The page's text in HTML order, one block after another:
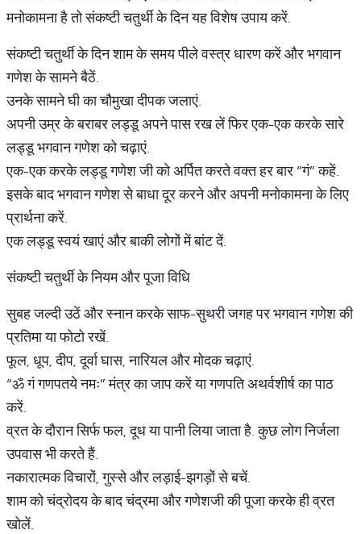
मनोकामना है तो संकष्टी चतुर्थी के दिन यह विशेष उपाय करें.
संकष्टी चतुर्थी के दिन शाम के समय पीले वस्त्र धारण करें और भगवान
गणेश के सामने बैठें.
उनके सामने घी का चौमुखा दीपक जलाएं.
अपनी उम्र के बराबर लड्डू अपने पास रख लें फिर एक-एक करके सारे
लड्डू भगवान गणेश को चढ़ाएं.
एक-एक करके लड्डू गणेश जी को अर्पित करते वक्त हर बार “गं” कहें.
इसके बाद भगवान गणेश से बाधा दूर करने और अपनी मनोकामना के लिए
प्रार्थना करें.
एक लड्डू स्वयं खाएं और बाकी लोगों में बांट दें.
संकष्टी चतुर्थी के नियम और पूजा विधि
सुबह जल्दी उठें और स्नान करके साफ-सुथरी जगह पर भगवान गणेश की
प्रतिमा या फोटो रखें.
फूल, धूप, दीप, दूर्वा घास, नारियल और मोदक चढ़ाएं.
“ॐ गं गणपतये नमः” मंत्र का जाप करें या गणपति अथर्वशीर्ष का पाठ
करें.
व्रत के दौरान सिर्फ फल, दूध या पानी लिया जाता है. कुछ लोग निर्जला
उपवास भी करते हैं.
नकारात्मक विचारों, गुस्से और लड़ाई-झगड़ों से बचें.
शाम को चंद्रोदय के बाद चंद्रमा और गणेशजी की पूजा करके ही व्रत
खोलें.